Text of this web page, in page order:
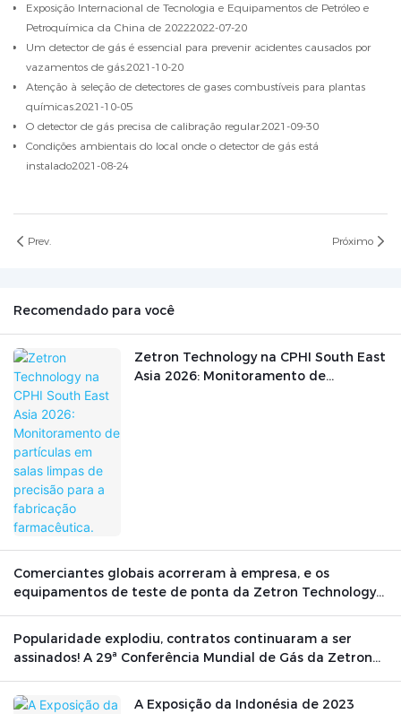
Exposição Internacional de Tecnologia e Equipamentos de Petróleo e
Petroquímica da China de 20222022-07-20
Um detector de gás é essencial para prevenir acidentes causados ​​por
vazamentos de gás.2021-10-20
Atenção à seleção de detectores de gases combustíveis para plantas
químicas.2021-10-05
O detector de gás precisa de calibração regular.2021-09-30
Condições ambientais do local onde o detector de gás está
instalado2021-08-24
Prev. Próximo
Recomendado para você
Zetron Technology na CPHI South East
Asia 2026: Monitoramento de
Comerciantes globais acorreram à empresa, e os
equipamentos de teste de ponta da Zetron Technology
Popularidade explodiu, contratos continuaram a ser
assinados! A 29ª Conferência Mundial de Gás da Zetron
A Exposição da Indonésia de 2023